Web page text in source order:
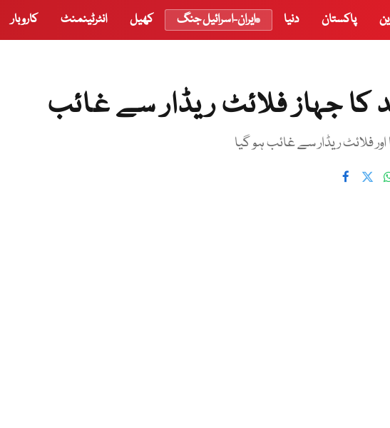
پاکستان دنیا ایران-اسرائیل جنگ کھیل انٹرٹینمنٹ کاروبار
کا جہاز فلائٹ ریڈار سے غائب
فلائٹ ریڈار سے غائب ہو گیا